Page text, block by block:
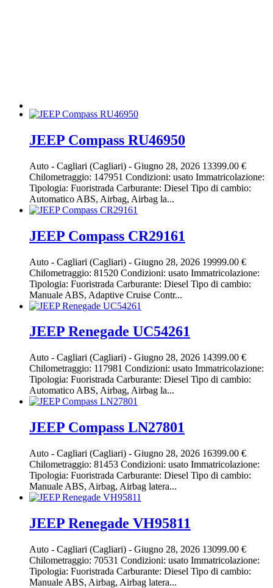
JEEP Compass RU46950
Auto - Cagliari (Cagliari) - Giugno 28, 2026 13399.00 €
Chilometraggio: 147951 Condizioni: usato Immatricolazione:
Tipologia: Fuoristrada Carburante: Diesel Tipo di cambio:
Automatico ABS, Airbag, Airbag la...
JEEP Compass CR29161
Auto - Cagliari (Cagliari) - Giugno 28, 2026 19999.00 €
Chilometraggio: 81520 Condizioni: usato Immatricolazione:
Tipologia: Fuoristrada Carburante: Diesel Tipo di cambio:
Manuale ABS, Adaptive Cruise Contr...
JEEP Renegade UC54261
Auto - Cagliari (Cagliari) - Giugno 28, 2026 14399.00 €
Chilometraggio: 117981 Condizioni: usato Immatricolazione:
Tipologia: Fuoristrada Carburante: Diesel Tipo di cambio:
Automatico ABS, Airbag, Airbag la...
JEEP Compass LN27801
Auto - Cagliari (Cagliari) - Giugno 28, 2026 16399.00 €
Chilometraggio: 81453 Condizioni: usato Immatricolazione:
Tipologia: Fuoristrada Carburante: Diesel Tipo di cambio:
Manuale ABS, Airbag, Airbag latera...
JEEP Renegade VH95811
Auto - Cagliari (Cagliari) - Giugno 28, 2026 13099.00 €
Chilometraggio: 70531 Condizioni: usato Immatricolazione:
Tipologia: Fuoristrada Carburante: Diesel Tipo di cambio:
Manuale ABS, Airbag, Airbag latera...